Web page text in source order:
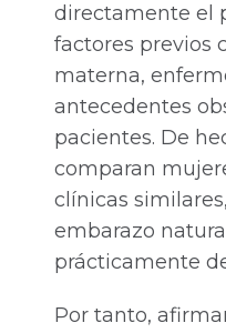
directamente el
factores previos
materna,
antecedentes
pacientes. De
comparan
clínicas
embarazo
prácticamente
Por tanto,